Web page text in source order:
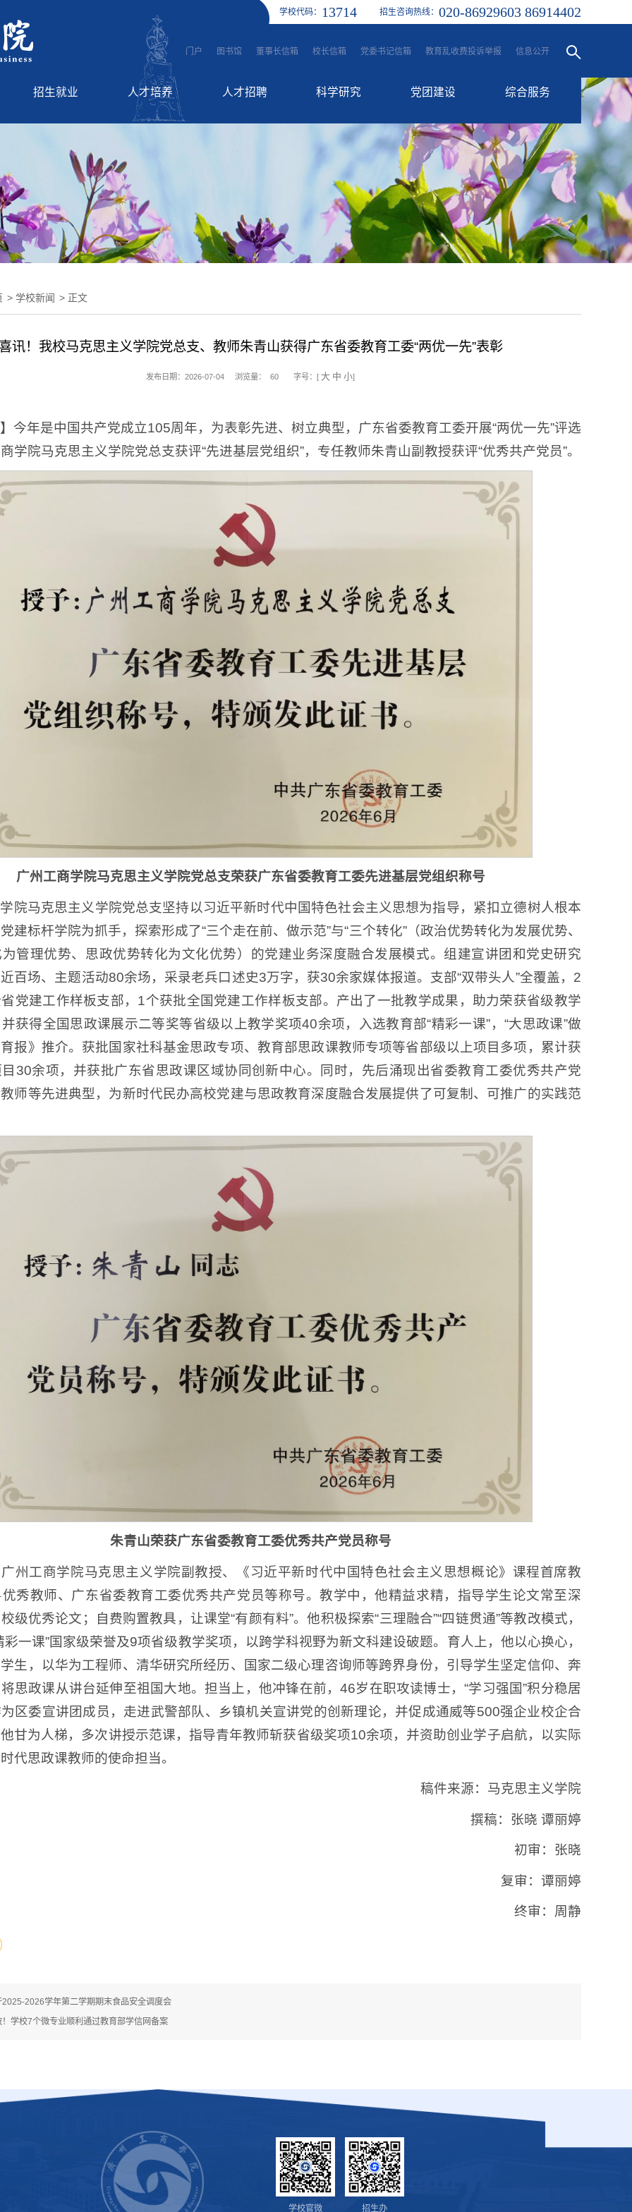
学校代码： 13714 招生咨询热线： 020-86929603 86914402
门户 图书馆 董事长信箱 校长信箱 党委书记信箱 教育乱收费投诉举报 信息公开
招生就业
就业服务
人才培养
国际教育
继续教育
人才招聘 科学研究
科研动态
党团建设
党建工作
学生处
团委
工会
综合服务
融合服务门户
信息门户
一站式服务大厅
后勤服务
校历
> 学校新闻 > 正文
讯！我校马克思主义学院党总支、教师朱青山获得广东省委教育工委“两优一先”表彰
发布日期：2026-07-04 浏览量： 60 字号：[大 中 小]
今年是中国共产党成立105周年，为表彰先进、树立典型，广东省委教育工委开展“两优一先”评选
学院马克思主义学院党总支获评“先进基层党组织”，专任教师朱青山副教授获评“优秀共产党员”。
广州工商学院马克思主义学院党总支荣获广东省委教育工委先进基层党组织称号
院马克思主义学院党总支坚持以习近平新时代中国特色社会主义思想为指导，紧扣立德树人根本
建标杆学院为抓手，探索形成了“三个走在前、做示范”与“三个转化”（政治优势转化为发展优势、
管理优势、思政优势转化为文化优势）的党建业务深度融合发展模式。组建宣讲团和党史研究
百场、主题活动80余场，采录老兵口述史3万字，获30余家媒体报道。支部“双带头人”全覆盖，2
党建工作样板支部，1个获批全国党建工作样板支部。产出了一批教学成果，助力荣获省级教学
获得全国思政课展示二等奖等省级以上教学奖项40余项，入选教育部“精彩一课”，“大思政课”做
报》推介。获批国家社科基金思政专项、教育部思政课教师专项等省部级以上项目多项，累计获
30余项，并获批广东省思政课区域协同创新中心。同时，先后涌现出省委教育工委优秀共产党
师等先进典型，为新时代民办高校党建与思政教育深度融合发展提供了可复制、可推广的实践范
朱青山荣获广东省委教育工委优秀共产党员称号
州工商学院马克思主义学院副教授、《习近平新时代中国特色社会主义思想概论》课程首席教
秀教师、广东省委教育工委优秀共产党员等称号。教学中，他精益求精，指导学生论文常至深
级优秀论文；自费购置教具，让课堂“有颜有料”。他积极探索“三理融合”“四链贯通”等教改模式，
彩一课”国家级荣誉及9项省级教学奖项，以跨学科视野为新文科建设破题。育人上，他以心换心，
生，以华为工程师、清华研究所经历、国家二级心理咨询师等跨界身份，引导学生坚定信仰、奔
思政课从讲台延伸至祖国大地。担当上，他冲锋在前，46岁在职攻读博士，“学习强国”积分稳居
区委宣讲团成员，走进武警部队、乡镇机关宣讲党的创新理论，并促成通威等500强企业校企合
甘为人梯，多次讲授示范课，指导青年教师斩获省级奖项10余项，并资助创业学子启航，以实际
代思政课教师的使命担当。
稿件来源：马克思主义学院
撰稿：张晓 谭丽婷
初审：张晓
复审：谭丽婷
终审：周静
2026学年第二学期期末食品安全调度会
学校7个微专业顺利通过教育部学信网备案
学校官微 招生办